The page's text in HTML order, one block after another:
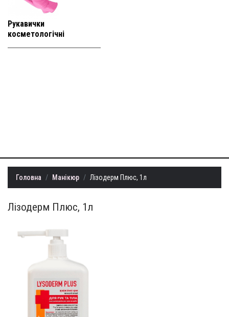
Рукавички
косметологічні
Головна Манікюр Лізодерм Плюс, 1л
Лізодерм Плюс, 1л